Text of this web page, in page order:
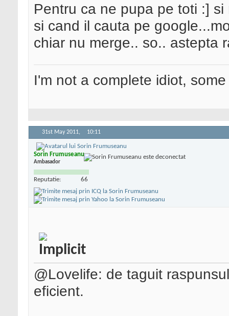
Pentru ca ne pupa pe toti :]
si cand il cauta pe
chiar nu merge.. so.. astepta
I'm not a complete idiot,
31st May 2011, 10:11
Sorin Frumuseanu
Ambasador
Reputatie: 66
@Lovelife: de taguit
eficient.